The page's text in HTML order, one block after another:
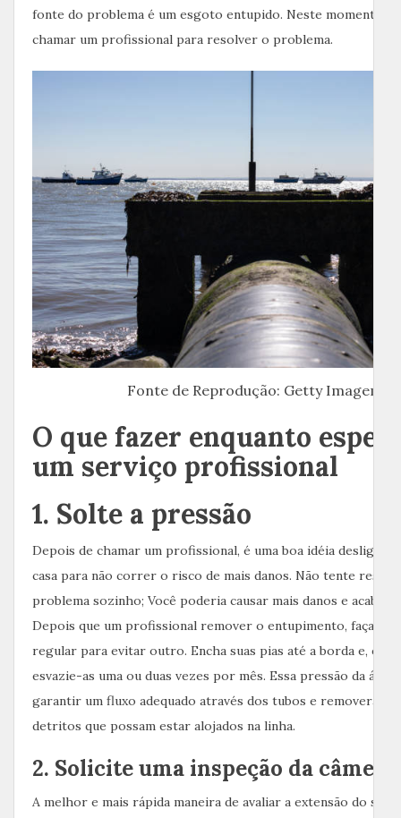
fonte do problema é um esgoto entupido. Neste momento
chamar um profissional para resolver o problema.
Fonte de Reprodução: Getty Imagem
O que fazer enquanto
um serviço profissional
1. Solte a pressão
Depois de chamar um profissional, é uma boa idéia desligar a
casa para não correr o risco de mais danos. Não tente
problema sozinho; Você poderia causar mais danos e acabar
Depois que um profissional remover o entupimento, faça
regular para evitar outro. Encha suas pias até a borda e, em
esvazie-as uma ou duas vezes por mês. Essa pressão da água
garantir um fluxo adequado através dos tubos e removerá
detritos que possam estar alojados na linha.
2. Solicite uma inspeção da câmera
A melhor e mais rápida maneira de avaliar a extensão do seu